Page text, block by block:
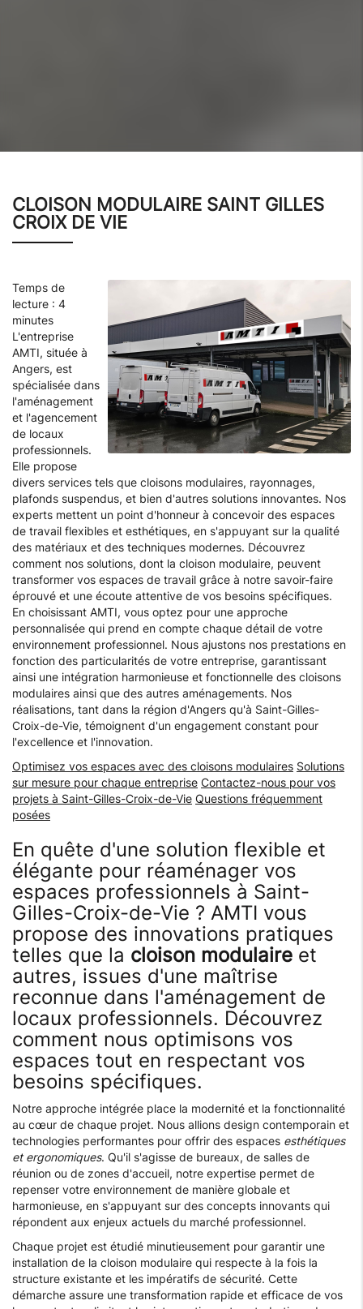
CLOISON MODULAIRE SAINT GILLES
CROIX DE VIE
Temps de
lecture : 4
minutes
L'entreprise
AMTI, située à
Angers, est
spécialisée dans
l'aménagement
et l'agencement
de locaux
professionnels.
Elle propose
divers services tels que cloisons modulaires, rayonnages,
plafonds suspendus, et bien d'autres solutions innovantes. Nos
experts mettent un point d'honneur à concevoir des espaces
de travail flexibles et esthétiques, en s'appuyant sur la qualité
des matériaux et des techniques modernes. Découvrez
comment nos solutions, dont la cloison modulaire, peuvent
transformer vos espaces de travail grâce à notre savoir-faire
éprouvé et une écoute attentive de vos besoins spécifiques.
En choisissant AMTI, vous optez pour une approche
personnalisée qui prend en compte chaque détail de votre
environnement professionnel. Nous ajustons nos prestations en
fonction des particularités de votre entreprise, garantissant
ainsi une intégration harmonieuse et fonctionnelle des cloisons
modulaires ainsi que des autres aménagements. Nos
réalisations, tant dans la région d'Angers qu'à Saint-Gilles-
Croix-de-Vie, témoignent d'un engagement constant pour
l'excellence et l'innovation.
Optimisez vos espaces avec des cloisons modulaires Solutions
sur mesure pour chaque entreprise Contactez-nous pour vos
projets à Saint-Gilles-Croix-de-Vie Questions fréquemment
posées
En quête d'une solution flexible et
élégante pour réaménager vos
espaces professionnels à Saint-
Gilles-Croix-de-Vie ? AMTI vous
propose des innovations pratiques
telles que la cloison modulaire et
autres, issues d'une maîtrise
reconnue dans l'aménagement de
locaux professionnels. Découvrez
comment nous optimisons vos
espaces tout en respectant vos
besoins spécifiques.
Notre approche intégrée place la modernité et la fonctionnalité
au cœur de chaque projet. Nous allions design contemporain et
technologies performantes pour offrir des espaces esthétiques
et ergonomiques. Qu'il s'agisse de bureaux, de salles de
réunion ou de zones d'accueil, notre expertise permet de
repenser votre environnement de manière globale et
harmonieuse, en s'appuyant sur des concepts innovants qui
répondent aux enjeux actuels du marché professionnel.
Chaque projet est étudié minutieusement pour garantir une
installation de la cloison modulaire qui respecte à la fois la
structure existante et les impératifs de sécurité. Cette
démarche assure une transformation rapide et efficace de vos